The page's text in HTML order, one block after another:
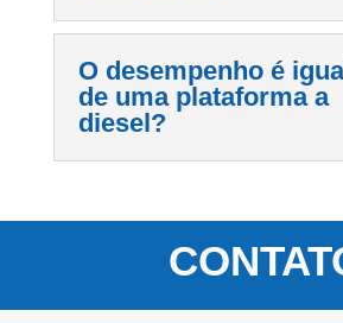
O desempenho é
de uma plataforma a
diesel?